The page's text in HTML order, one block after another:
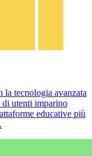
tecnologia avanzata
di utenti imparino
educative più